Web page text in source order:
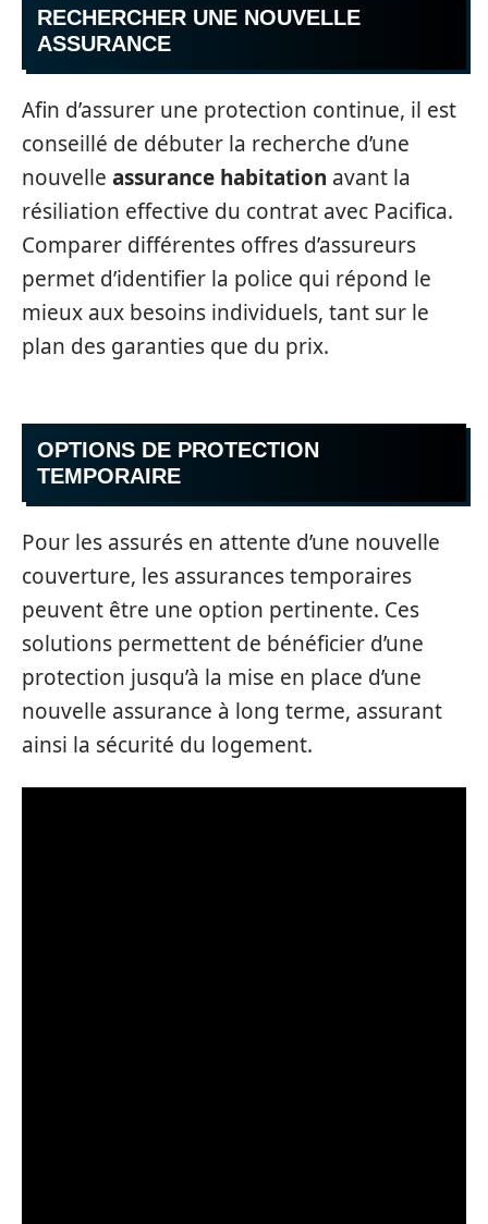
RECHERCHER UNE NOUVELLE
ASSURANCE
Afin d’assurer une protection continue, il est
conseillé de débuter la recherche d’une
nouvelle assurance habitation avant la
résiliation effective du contrat avec Pacifica.
Comparer différentes offres d’assureurs
permet d’identifier la police qui répond le
mieux aux besoins individuels, tant sur le
plan des garanties que du prix.
OPTIONS DE PROTECTION
TEMPORAIRE
Pour les assurés en attente d’une nouvelle
couverture, les assurances temporaires
peuvent être une option pertinente. Ces
solutions permettent de bénéficier d’une
protection jusqu’à la mise en place d’une
nouvelle assurance à long terme, assurant
ainsi la sécurité du logement.